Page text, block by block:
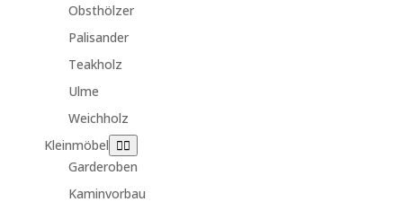
Obsthölzer
Palisander
Teakholz
Ulme
Weichholz
Kleinmöbel
Garderoben
Kaminvorbau